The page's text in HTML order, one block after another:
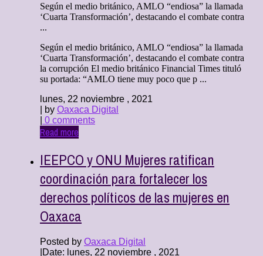
Según el medio británico, AMLO “endiosa” la llamada
‘Cuarta Transformación’, destacando el combate contra
...
Según el medio británico, AMLO “endiosa” la llamada
‘Cuarta Transformación’, destacando el combate contra
la corrupción El medio británico Financial Times tituló
su portada: “AMLO tiene muy poco que p ...
lunes, 22 noviembre , 2021
| by Oaxaca Digital
0 comments
Read more
IEEPCO y ONU Mujeres ratifican
coordinación para fortalecer los
derechos políticos de las mujeres en
Oaxaca
Posted by Oaxaca Digital
Date: lunes, 22 noviembre , 2021